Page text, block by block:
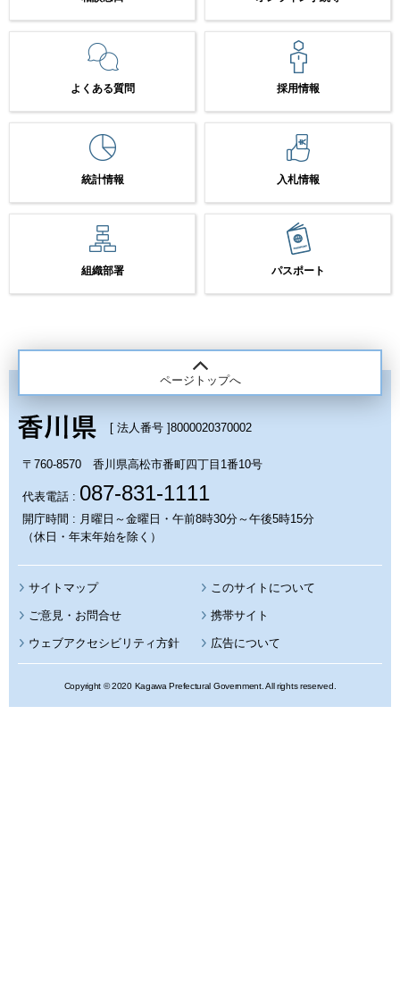
よくある質問 採用情報
統計情報 入札情報
組織部署 パスポート
ページトップへ
[ 法人番号 ]8000020370002
〒760-8570 香川県高松市番町四丁目1番10号
代表電話 : 087-831-1111
開庁時間 : 月曜日～金曜日・午前8時30分～午後5時15分
（休日・年末年始を除く）
サイトマップ このサイトについて
携帯サイト
ウェブアクセシビリティ方針 広告について
Copyright © 2020 Kagawa Prefectural Government. All rights reserved.